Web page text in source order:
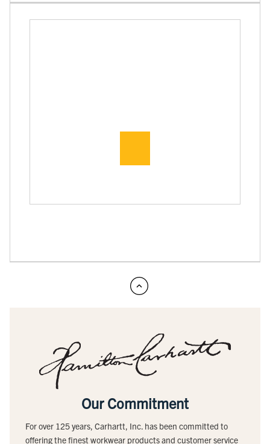
Our Commitment
For over 125 years, Carhartt, Inc. has been committed to
offering the finest workwear products and customer service